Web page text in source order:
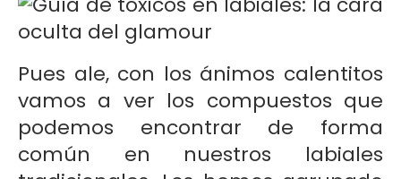
Pues ale, con los ánimos calentitos
vamos a ver los compuestos que
podemos encontrar de forma
común en nuestros labiales